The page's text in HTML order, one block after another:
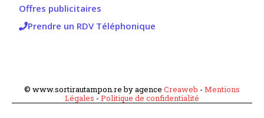
Offres publicitaires
Prendre un RDV Téléphonique
© www.sortirautampon.re by agence Creaweb - Mentions
Légales - Politique de confidentialité